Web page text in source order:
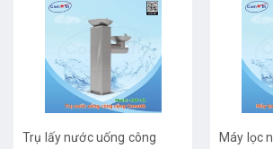
Trụ lấy nước uống công
Máy lọc